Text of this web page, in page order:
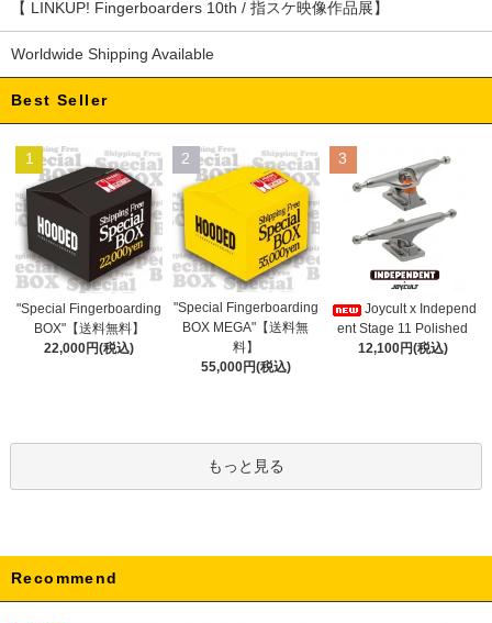
【 LINKUP! Fingerboarders 10th / 指スケ映像作品展】
Worldwide Shipping Available
Best Seller
1
"Special Fingerboarding
BOX"【送料無料】
22,000円(税込)
2
"Special Fingerboarding
BOX MEGA"【送料無
料】
55,000円(税込)
3
Joycult x Independ
ent Stage 11 Polished
12,100円(税込)
もっと見る
Recommend